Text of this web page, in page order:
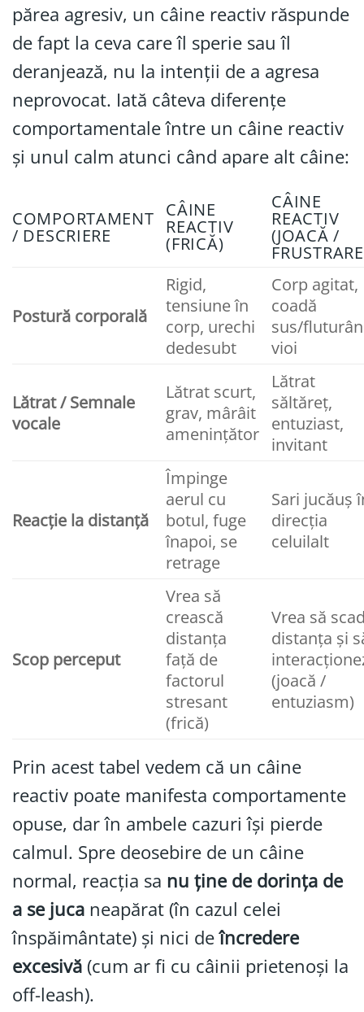
părea agresiv, un câine reactiv răspunde
de fapt la ceva care îl sperie sau îl
deranjează, nu la intenții de a agresa
neprovocat. Iată câteva diferențe
comportamentale între un câine reactiv
și unul calm atunci când apare alt câine:
COMPORTAMENT
/ DESCRIERE
CÂINE
REACTIV
(FRICĂ)
CÂINE
REACTIV
(JOACĂ /
Postură corporală
Rigid,
tensiune în
corp, urechi
dedesubt
Corp agitat,
coadă
sus/
vioi
Lătrat / Semnale
vocale
Lătrat scurt,
grav, mârâit
amenințător
Lătrat
săltăreț,
entuziast,
invitant
Reacție la distanță
Împinge
aerul cu
botul, fuge
înapoi, se
retrage
Sari jucăuș
direcția
celuilalt
Scop perceput
Vrea să
crească
distanța
față de
factorul
stresant
(frică)
Vrea să
distanța și
(joacă /
entuziasm)
Prin acest tabel vedem că un câine
reactiv poate manifesta comportamente
opuse, dar în ambele cazuri își pierde
calmul. Spre deosebire de un câine
normal, reacția sa nu ține de dorința de
a se juca neapărat (în cazul celei
înspăimântate) și nici deîncredere
excesivă(cum ar fi cu câinii prietenoși la
off-leash).